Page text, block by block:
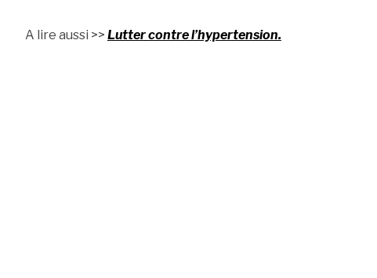
A lire aussi >> Lutter contre l’hypertension.